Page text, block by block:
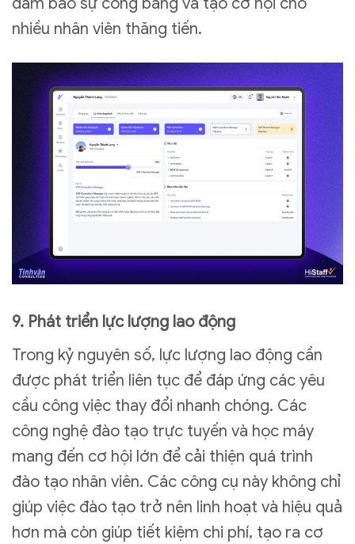
nhiều nhân viên thăng tiến.
9. Phát triển lực lượng lao động
Trong kỷ nguyên số, lực lượng lao động cần
được phát triển liên tục để đáp ứng các yêu
cầu công việc thay đổi nhanh chóng. Các
công nghệ đào tạo trực tuyến và học máy
mang đến cơ hội lớn để cải thiện quá trình
đào tạo nhân viên. Các công cụ này không chỉ
giúp việc đào tạo trở nên linh hoạt và hiệu quả
hơn mà còn giúp tiết kiệm chi phí, tạo ra cơ